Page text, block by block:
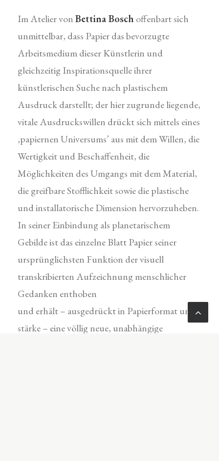
Im Atelier vonBettina Bosch offenbart sich
unmittelbar, dass Papier das bevorzugte
Arbeitsmedium dieser Künstlerin und
gleichzeitig Inspirationsquelle ihrer
künstlerischen Suche nach plastischem
Ausdruck darstellt; der hier zugrunde liegende,
vitale Ausdruckswillen drückt sich mittels eines
‚papiernen Universums’ aus mit dem Willen, die
Wertigkeit und Beschaffenheit, die
Möglichkeiten des Umgangs mit dem Material,
die greifbare Stofflichkeit sowie die plastische
und installatorische Dimension hervorzuheben.
In seiner Einbindung als planetarischem
Gebilde ist das einzelne Blatt Papier seiner
ursprünglichsten Funktion der visuell
transkribierten Aufzeichnung menschlicher
Gedanken enthoben
und erhält – ausgedrückt in Papierformat und -
stärke – eine völlig neue, unabhängige